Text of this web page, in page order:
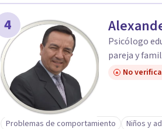
veces, la falta de ánimo y la fuerza interior suficiente, nos impide con valentía
continuar en la solución de nuestros
herramientas necesarias para lograrlo.
moderna podemos contar con
personas a tener una vida armoniosa, constructiva, duradera y con metas y
objetivos duraderos, capaces de
Comunícate conmigo al 902 782 285 –y
manera distinta.
4
Psicólogo
pareja y
No
Problemas de comportamiento Niños y